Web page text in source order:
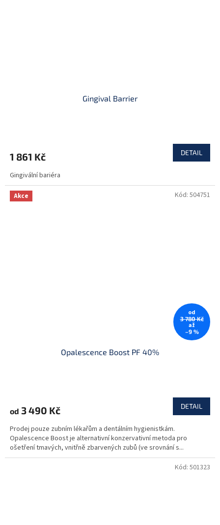
Gingival Barrier
1 861 Kč DETAIL
Gingivální bariéra
Akce
od
3 780 Kč
až
–9 %
Opalescence Boost PF 40%
od 3 490 Kč DETAIL
Prodej pouze zubním lékařům a dentálním hygienistkám.
Opalescence Boost je alternativní konzervativní metoda pro
ošetření tmavých, vnitřně zbarvených zubů (ve srovnání s...
Kód: 504751
Kód: 501323